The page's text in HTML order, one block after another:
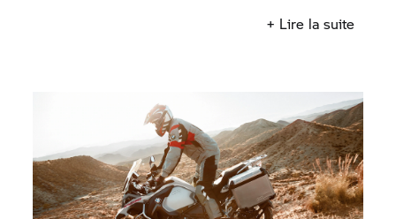
+ Lire la suite